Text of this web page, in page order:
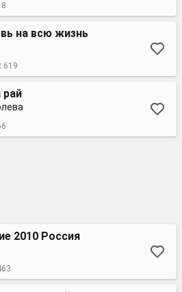
на всю жизнь
619
рай
2010 Россия